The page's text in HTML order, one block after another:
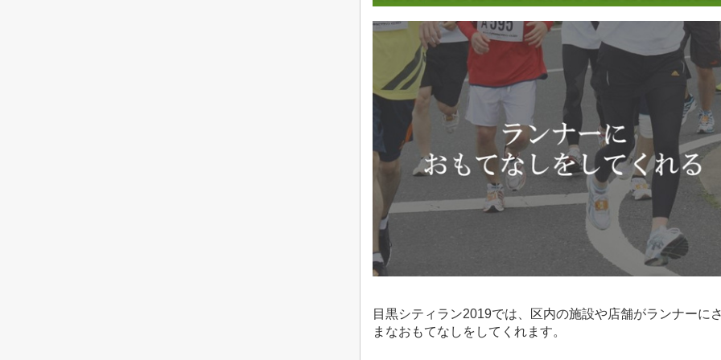
目黒シティラン2019では、区内の施設や店舗がランナーに
まなおもてなしをしてくれます。